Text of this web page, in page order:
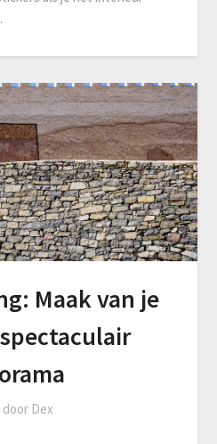
Maak van je
door Dex